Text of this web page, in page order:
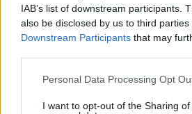
IAB’s list of downstream participants.
also be disclosed by us to third parties
Downstream Participants that may
Please note that this website/app
not limited to your visit or usage
Personal Data Processing Opt
I want to opt-out of the Sharing of
Εγκαταλείπει το κόμμα
επιχειρηματίας Νίκος
κλειστή κάστα, «λένε
όσους αποχωρούν»
08.08.2026, 18:48